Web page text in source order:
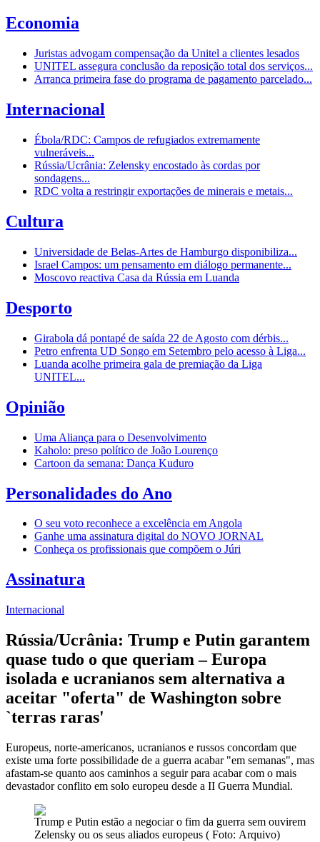
Economia
Juristas advogam compensação da Unitel a clientes lesados
UNITEL assegura conclusão da reposição total dos serviços...
Arranca primeira fase do programa de pagamento parcelado...
Internacional
Ébola/RDC: Campos de refugiados extremamente
vulneráveis...
Rússia/Ucrânia: Zelensky encostado às cordas por
sondagens...
RDC volta a restringir exportações de minerais e metais...
Cultura
Universidade de Belas-Artes de Hamburgo disponibiliza...
Israel Campos: um pensamento em diálogo permanente...
Moscovo reactiva Casa da Rússia em Luanda
Desporto
Girabola dá pontapé de saída 22 de Agosto com dérbis...
Petro enfrenta UD Songo em Setembro pelo acesso à Liga...
Luanda acolhe primeira gala de premiação da Liga
UNITEL...
Opinião
Uma Aliança para o Desenvolvimento
Kaholo: preso político de João Lourenço
Cartoon da semana: Dança Kuduro
Personalidades do Ano
O seu voto reconhece a excelência em Angola
Ganhe uma assinatura digital do NOVO JORNAL
Conheça os profissionais que compõem o Júri
Assinatura
Internacional
Rússia/Ucrânia: Trump e Putin garantem
quase tudo o que queriam – Europa
isolada e ucranianos sem alternativa a
aceitar "oferta" de Washington sobre
`terras raras'
Europeus, norte-americanos, ucranianos e russos concordam que
existe uma forte possibilidade de a guerra acabar "em semanas", mas
afastam-se quanto aos caminhos a seguir para acabar com o mais
devastador conflito em solo europeu desde a II Guerra Mundial.
Trump e Putin estão a negociar o fim da guerra sem ouvirem
Zelensky ou os seus aliados europeus ( Foto: Arquivo)